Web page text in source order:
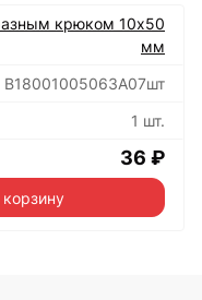
крюком 10х50
мм
B18001005063А07шт
1 шт.
36 ₽
корзину